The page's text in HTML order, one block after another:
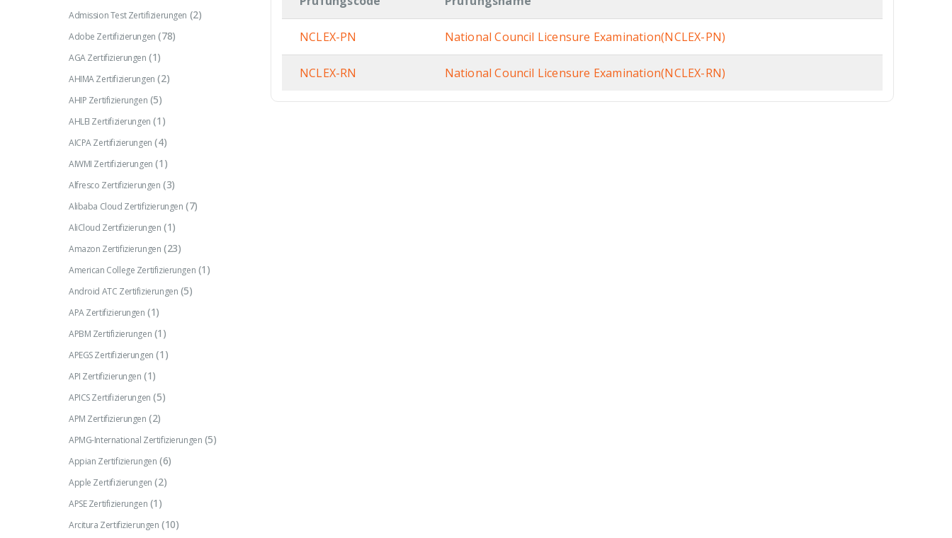
NCLEX-PN National Council Licensure Examination(NCLEX-PN)
NCLEX-RN National Council Licensure Examination(NCLEX-RN)
Admission Test Zertifizierungen (2)
Adobe Zertifizierungen (78)
AGA Zertifizierungen (1)
AHIMA Zertifizierungen (2)
AHIP Zertifizierungen (5)
AHLEI Zertifizierungen (1)
AICPA Zertifizierungen (4)
AIWMI Zertifizierungen (1)
Alfresco Zertifizierungen (3)
Alibaba Cloud Zertifizierungen (7)
AliCloud Zertifizierungen (1)
Amazon Zertifizierungen (23)
American College Zertifizierungen (1)
Android ATC Zertifizierungen (5)
APA Zertifizierungen (1)
APBM Zertifizierungen (1)
APEGS Zertifizierungen (1)
API Zertifizierungen (1)
APICS Zertifizierungen (5)
APM Zertifizierungen (2)
APMG-International Zertifizierungen (5)
Appian Zertifizierungen (6)
Apple Zertifizierungen (2)
APSE Zertifizierungen (1)
Arcitura Zertifizierungen (10)